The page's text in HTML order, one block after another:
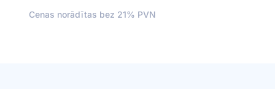
Cenas norādītas bez 21% PVN